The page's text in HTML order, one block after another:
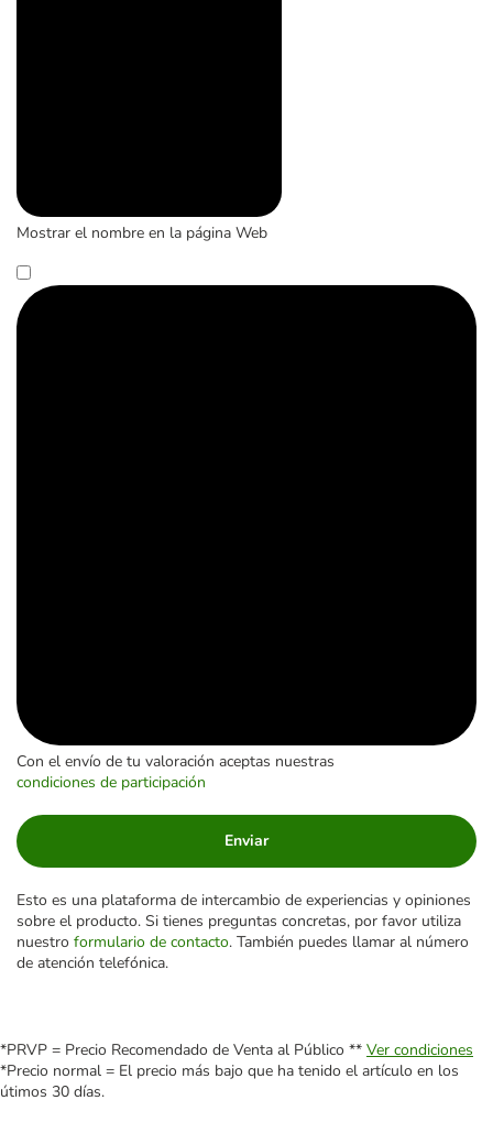
Mostrar el nombre en la página Web
Con el envío de tu valoración aceptas nuestras
condiciones de participación
Enviar
Esto es una plataforma de intercambio de experiencias y opiniones
sobre el producto. Si tienes preguntas concretas, por favor utiliza
nuestro formulario de contacto. También puedes llamar al número
de atención telefónica.
*PRVP = Precio Recomendado de Venta al Público ** Ver condiciones
*Precio normal = El precio más bajo que ha tenido el artículo en los
útimos 30 días.